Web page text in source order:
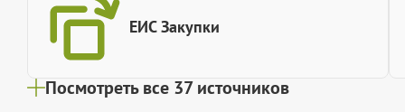
ЕИС Закупки
Посмотреть все 37 источников